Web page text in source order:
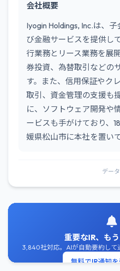
会社概要
Iyogin Holdings, Inc.は、
び金融サービスを提供し
行業務とリース業務を展
券投資、為替取引などの
す。また、信用保証やク
取引、資金管理の支援も
に、ソフトウェア開発や
ービスも手がけており、
媛県松山市に本社を置いて
デー
重要なIR、も
3,840社対応。AIが自動要約して
無料でIR通知